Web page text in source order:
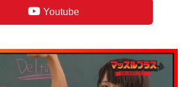
Youtube